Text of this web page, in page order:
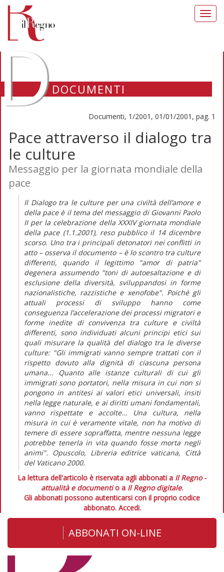
DOCUMENTI
Documenti, 1/2001, 01/01/2001, pag. 1
Pace attraverso il dialogo tra
le culture
Messaggio per la giornata mondiale della
pace
Il Dialogo tra le culture per una civiltà dell’amore e
della pace è il tema del messaggio di Giovanni Paolo
II per la celebrazione della XXXIV giornata mondiale
della pace (1.1.2001), reso pubblico il 14 dicembre
scorso. Uno tra i principali detonatori nei conflitti in
atto – osserva il documento – è lo scontro tra culture
differenti, quando il legittimo "amor di patria"
degenera assumendo "toni di autoesaltazione e di
esclusione della diversità, sviluppandosi in forme
nazionalistiche, razzistiche e xenofobe". Poiché gli
attuali processi di sviluppo hanno come
conseguenza l’accelerazione dei processi migratori e
forme inedite di convivenza tra culture e civiltà
differenti, sono individuati alcuni principi etici sui
quali misurare la qualità del dialogo tra le diverse
culture: "Gli immigrati vanno sempre trattati con il
rispetto dovuto alla dignità di ciascuna persona
umana... Quanto alle istanze culturali di cui gli
immigrati sono portatori, nella misura in cui non si
pongono in antitesi ai valori etici universali, insiti
nella legge naturale, e ai diritti umani fondamentali,
vanno rispettate e accolte... Una cultura, nella
misura in cui è veramente vitale, non ha motivo di
temere di essere sopraffatta, mentre nessuna legge
potrebbe tenerla in vita quando fosse morta negli
animi". Opuscolo, Libreria editrice vaticana, Città
del Vaticano 2000.
La lettura dell'articolo è riservata agli abbonati a Il Regno -
attualità e documentio a Il Regno digitale.
Gli abbonati possono autenticarsi con il proprio codice
abbonato. Accedi.
ABBONATI ON-LINE